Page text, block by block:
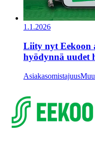
1.1.2026
Liity nyt Eekoon
hyödynnä uudet
Asiakasomistajuus